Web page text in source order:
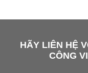
HÃY LIÊN HỆ
CÔNG